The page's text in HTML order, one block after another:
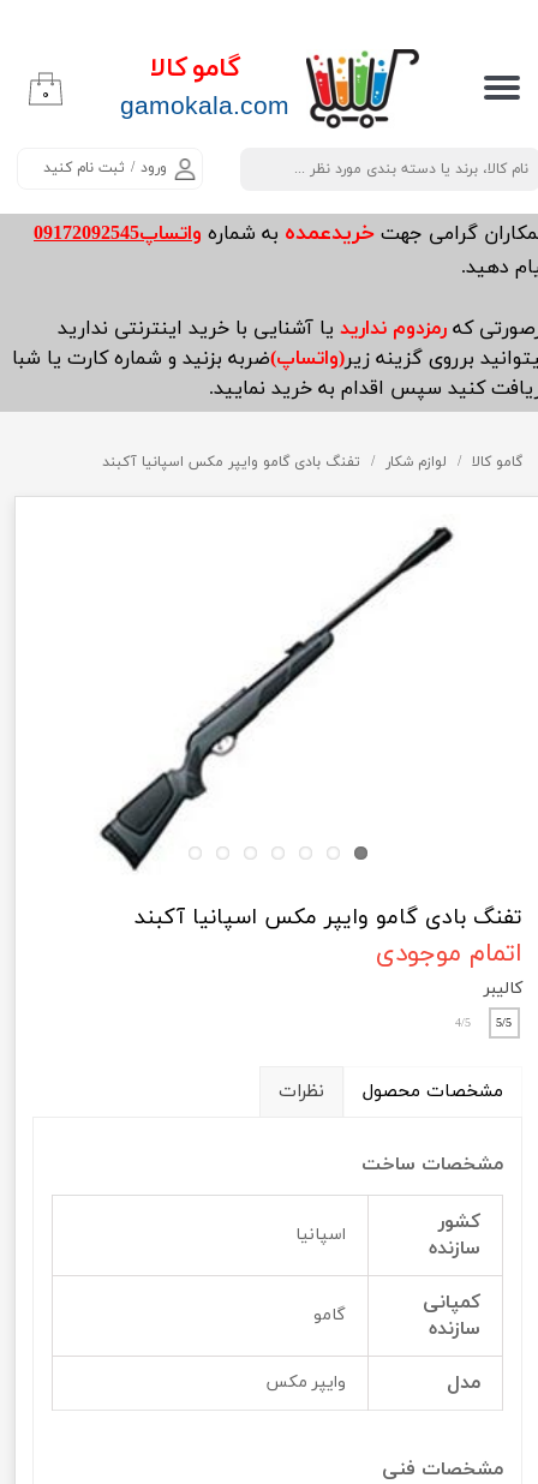
گامو کالا
​​​​​​gamokala.com
ورود / ثبت نام کنید
حساب کاربری من
تغییر گذر واژه
سفارشات
خروج از حساب کاربری
۰
گرامی جهت خریدعمده به شماره واتساپ09172092545
دهید.
که رمزدوم ندارید یا آشنایی با خرید اینترنتی ندارید
برروی گزینه زیر(واتساپ)ضربه بزنید و شماره کارت یا شبا
کنید سپس اقدام به خرید نمایید.
گامو کالا لوازم شکار تفنگ بادی گامو وایپر مکس اسپانیا آکبند
تفنگ بادی گامو وایپر مکس اسپانیا آکبند
اتمام موجودی
کالیبر
5/5
4/5
مشخصات محصول نظرات
مشخصات ساخت
کشور
سازنده
اسپانیا
کمپانی
سازنده
گامو
مدل وایپر مکس
مشخصات فنی